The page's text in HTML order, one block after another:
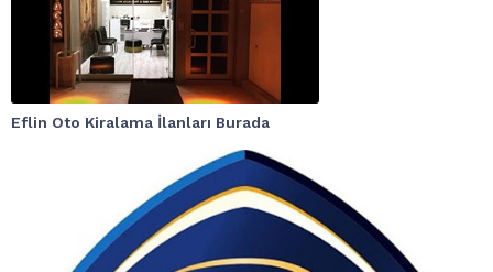
Eflin Oto Kiralama İlanları Burada